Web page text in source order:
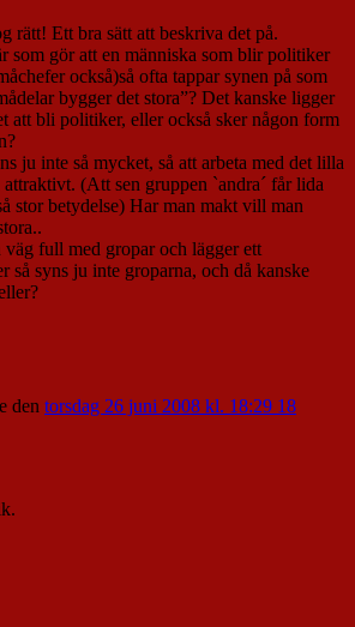
rätt! Ett bra sätt att beskriva det på.
som gör att en människa som blir politiker
också)så ofta tappar synen på som
bygger det stora”? Det kanske ligger
att bli politiker, eller också sker någon form
ju inte så mycket, så att arbeta med det lilla
attraktivt. (Att sen gruppen `andra´ får lida
stor betydelse) Har man makt vill man
full med gropar och lägger ett
så syns ju inte groparna, och då kanske
den torsdag 26 juni 2008 kl. 18:29 18